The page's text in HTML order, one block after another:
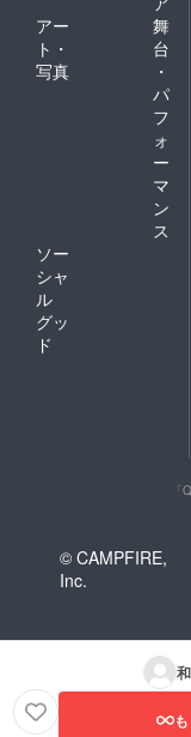
アー
ト・
写真
舞
台
・
パ
フ
ォ
ー
マ
ン
ス
ソー
シャ
ル
グッ
ド
© CAMPFIRE,
Inc.